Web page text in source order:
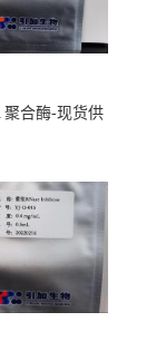
聚合酶-现货供